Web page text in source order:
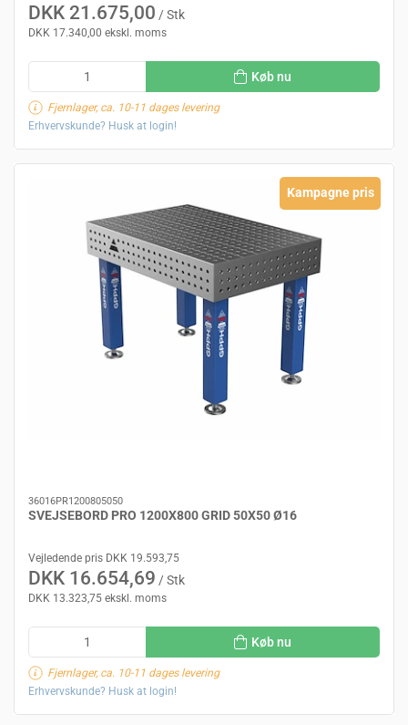
DKK 21.675,00 / Stk
DKK 17.340,00 ekskl. moms
Køb nu
Fjernlager, ca. 10-11 dages levering
Erhvervskunde? Husk at login!
Kampagne pris
36016PR1200805050
SVEJSEBORD PRO 1200X800 GRID 50X50 Ø16
Vejledende pris DKK 19.593,75
DKK 16.654,69 / Stk
DKK 13.323,75 ekskl. moms
Køb nu
Fjernlager, ca. 10-11 dages levering
Erhvervskunde? Husk at login!